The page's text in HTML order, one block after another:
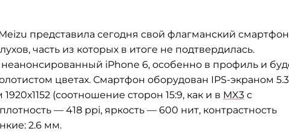
представила сегодня свой флагманский смартфон
часть из которых в итоге не подтвердилась.
iPhone 6, особенно в профиль и
цветах. Смартфон оборудован IPS-экраном
(соотношение сторон 15:9, как и в MX3 с
— 418 ppi, яркость — 600 нит, контрастность
2.6 мм.